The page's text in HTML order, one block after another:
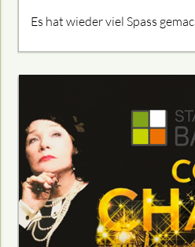
Es hat wieder viel Spass